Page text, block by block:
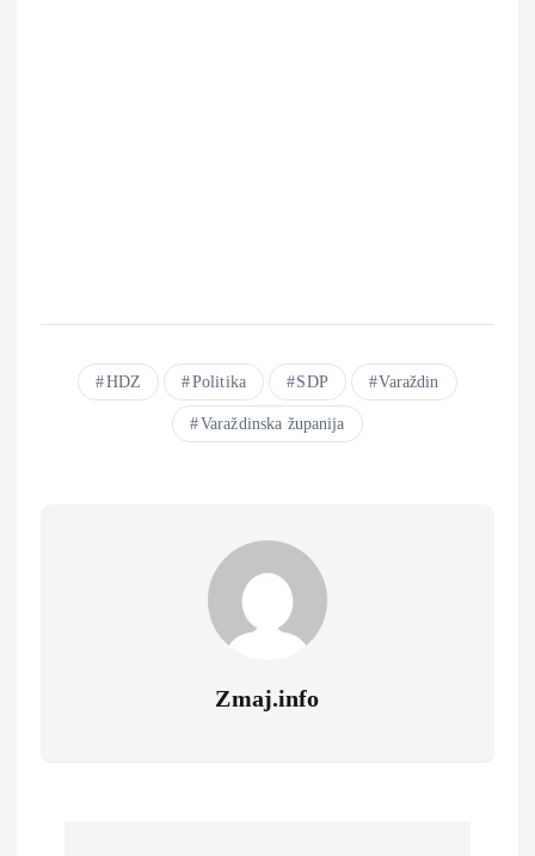
HDZ Politika SDP Varaždin
Varaždinska županija
Zmaj.info